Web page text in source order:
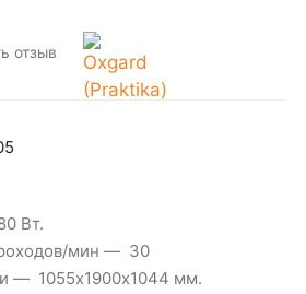
отзыв
Вт.
мин
30
1055х1900х1044 мм.